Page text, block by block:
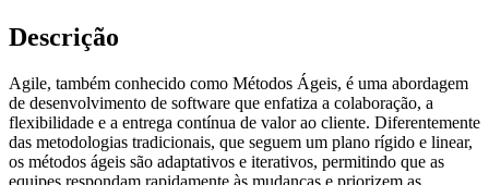
Descrição
Agile, também conhecido como Métodos Ágeis, é uma abordagem
de desenvolvimento de software que enfatiza a colaboração, a
flexibilidade e a entrega contínua de valor ao cliente. Diferentemente
das metodologias tradicionais, que seguem um plano rígido e linear,
os métodos ágeis são adaptativos e iterativos, permitindo que as
equipes respondam rapidamente às mudanças e priorizem as